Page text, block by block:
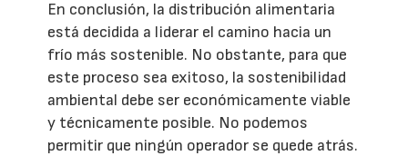
En conclusión, la distribución alimentaria
está decidida a liderar el camino hacia un
frío más sostenible. No obstante, para que
este proceso sea exitoso, la sostenibilidad
ambiental debe ser económicamente viable
y técnicamente posible. No podemos
permitir que ningún operador se quede atrás.